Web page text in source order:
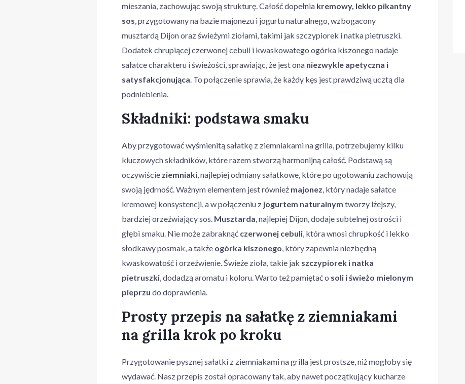
mieszania, zachowując swoją strukturę. Całość dopełnia kremowy, lekko pikantny
sos, przygotowany na bazie majonezu i jogurtu naturalnego, wzbogacony
musztardą Dijon oraz świeżymi ziołami, takimi jak szczypiorek i natka pietruszki.
Dodatek chrupiącej czerwonej cebuli i kwaskowatego ogórka kiszonego nadaje
sałatce charakteru i świeżości, sprawiając, że jest ona niezwykle apetyczna i
satysfakcjonująca. To połączenie sprawia, że każdy kęs jest prawdziwą ucztą dla
podniebienia.
Składniki: podstawa smaku
Aby przygotować wyśmienitą sałatkę z ziemniakami na grilla, potrzebujemy kilku
kluczowych składników, które razem stworzą harmonijną całość. Podstawą są
oczywiście ziemniaki, najlepiej odmiany sałatkowe, które po ugotowaniu zachowują
swoją jędrność. Ważnym elementem jest również majonez, który nadaje sałatce
kremowej konsystencji, a w połączeniu z jogurtem naturalnym tworzy lżejszy,
bardziej orzeźwiający sos. Musztarda, najlepiej Dijon, dodaje subtelnej ostrości i
głębi smaku. Nie może zabraknąć czerwonej cebuli, która wnosi chrupkość i lekko
słodkawy posmak, a także ogórka kiszonego, który zapewnia niezbędną
kwaskowatość i orzeźwienie. Świeże zioła, takie jak szczypiorek i natka
pietruszki, dodadzą aromatu i koloru. Warto też pamiętać o soli i świeżo mielonym
pieprzu do doprawienia.
Prosty przepis na sałatkę z ziemniakami
na grilla krok po kroku
Przygotowanie pysznej sałatki z ziemniakami na grilla jest prostsze, niż mogłoby się
wydawać. Nasz przepis został opracowany tak, aby nawet początkujący kucharze